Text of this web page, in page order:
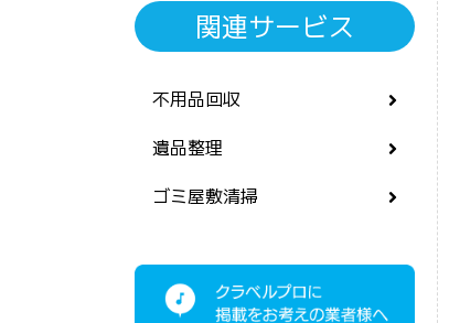
関連サービス
不用品回収
遺品整理
ゴミ屋敷清掃